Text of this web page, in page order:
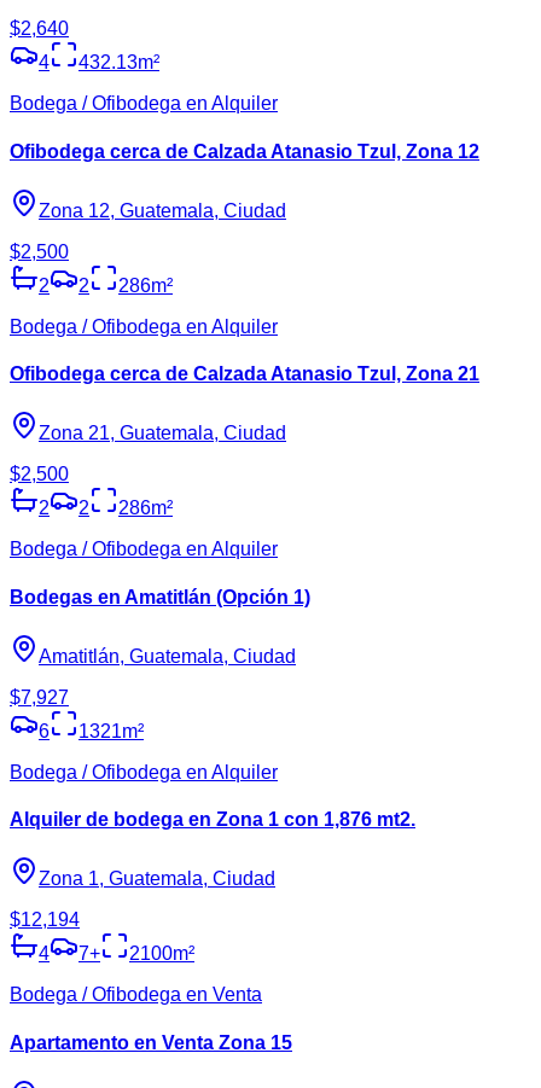
$2,640
4
432.13m²
Bodega / Ofibodega en Alquiler
Ofibodega cerca de Calzada Atanasio Tzul, Zona 12
Zona 12, Guatemala, Ciudad
$2,500
2
2 286m²
Bodega / Ofibodega en Alquiler
Ofibodega cerca de Calzada Atanasio Tzul, Zona 21
Zona 21, Guatemala, Ciudad
$2,500
2
2 286m²
Bodega / Ofibodega en Alquiler
Bodegas en Amatitlán (Opción 1)
Amatitlán, Guatemala, Ciudad
$7,927
6
1321m²
Bodega / Ofibodega en Alquiler
Alquiler de bodega en Zona 1 con 1,876 mt2.
Zona 1, Guatemala, Ciudad
$12,194
4
7+ 2100m²
Bodega / Ofibodega en Venta
Apartamento en Venta Zona 15